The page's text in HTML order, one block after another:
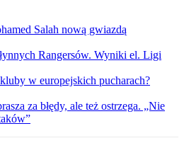
Salah nową gwiazdą
Rangersów. Wyniki el. Ligi
w europejskich pucharach?
za błędy, ale też ostrzega. „Nie